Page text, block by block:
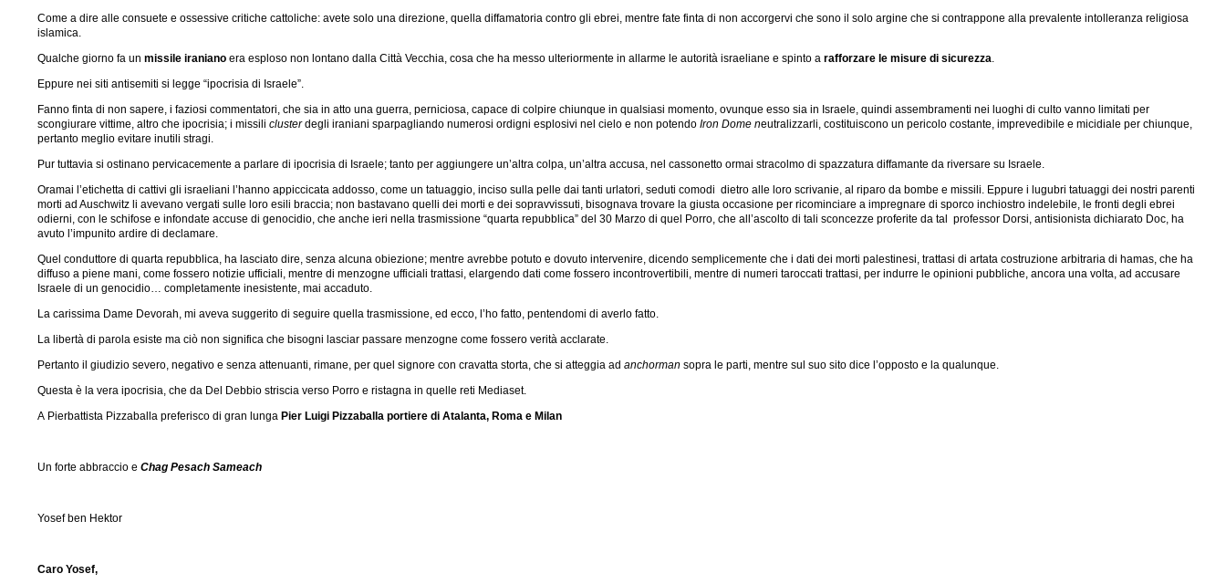
Come a dire alle consuete e ossessive critiche cattoliche: avete solo una direzione, quella diffamatoria contro gli ebrei, mentre fate finta di non accorgervi che sono il solo argine che si contrappone alla prevalente intolleranza religiosa
islamica.
Qualche giorno fa un missile iraniano era esploso non lontano dalla Città Vecchia, cosa che ha messo ulteriormente in allarme le autorità israeliane e spinto a rafforzare le misure di sicurezza.
Eppure nei siti antisemiti si legge “ipocrisia di Israele”.
Fanno finta di non sapere, i faziosi commentatori, che sia in atto una guerra, perniciosa, capace di colpire chiunque in qualsiasi momento, ovunque esso sia in Israele, quindi assembramenti nei luoghi di culto vanno limitati per
scongiurare vittime, altro che ipocrisia; i missili clusterdegli iraniani sparpagliando numerosi ordigni esplosivi nel cielo e non potendo Iron Dome neutralizzarli, costituiscono un pericolo costante, imprevedibile e micidiale per chiunque,
pertanto meglio evitare inutili stragi.
Pur tuttavia si ostinano pervicacemente a parlare di ipocrisia di Israele; tanto per aggiungere un’altra colpa, un’altra accusa, nel cassonetto ormai stracolmo di spazzatura diffamante da riversare su Israele.
Oramai l’etichetta di cattivi gli israeliani l’hanno appiccicata addosso, come un tatuaggio, inciso sulla pelle dai tanti urlatori, seduti comodi dietro alle loro scrivanie, al riparo da bombe e missili. Eppure i lugubri tatuaggi dei nostri parenti
morti ad Auschwitz li avevano vergati sulle loro esili braccia; non bastavano quelli dei morti e dei sopravvissuti, bisognava trovare la giusta occasione per ricominciare a impregnare di sporco inchiostro indelebile, le fronti degli ebrei
odierni, con le schifose e infondate accuse di genocidio, che anche ieri nella trasmissione “quarta repubblica” del 30 Marzo di quel Porro, che all’ascolto di tali sconcezze proferite da tal professor Dorsi, antisionista dichiarato Doc, ha
avuto l’impunito ardire di declamare.
Quel conduttore di quarta repubblica, ha lasciato dire, senza alcuna obiezione; mentre avrebbe potuto e dovuto intervenire, dicendo semplicemente che i dati dei morti palestinesi, trattasi di artata costruzione arbitraria di hamas, che ha
diffuso a piene mani, come fossero notizie ufficiali, mentre di menzogne ufficiali trattasi, elargendo dati come fossero incontrovertibili, mentre di numeri taroccati trattasi, per indurre le opinioni pubbliche, ancora una volta, ad accusare
Israele di un genocidio… completamente inesistente, mai accaduto.
La carissima Dame Devorah, mi aveva suggerito di seguire quella trasmissione, ed ecco, l’ho fatto, pentendomi di averlo fatto.
La libertà di parola esiste ma ciò non significa che bisogni lasciar passare menzogne come fossero verità acclarate.
Pertanto il giudizio severo, negativo e senza attenuanti, rimane, per quel signore con cravatta storta, che si atteggia ad anchorman sopra le parti, mentre sul suo sito dice l’opposto e la qualunque.
Questa è la vera ipocrisia, che da Del Debbio striscia verso Porro e ristagna in quelle reti Mediaset.
A Pierbattista Pizzaballa preferisco di gran lunga Pier Luigi Pizzaballa portiere di Atalanta, Roma e Milan
Un forte abbraccio e Chag Pesach Sameach
Yosef ben Hektor
Caro Yosef,